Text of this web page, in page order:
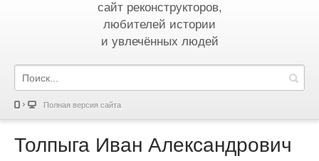
сайт реконструкторов,
любителей истории
и увлечённых людей
Полная версия сайта
Толпыга Иван Александрович